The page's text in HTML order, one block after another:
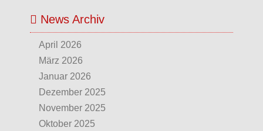
News Archiv
April 2026
März 2026
Januar 2026
Dezember 2025
November 2025
Oktober 2025